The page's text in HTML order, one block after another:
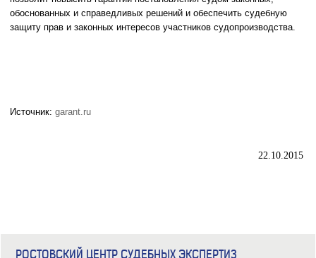
обоснованных и справедливых решений и обеспечить судебную
защиту прав и законных интересов участников судопроизводства.
Источник: garant.ru
22.10.2015
РОСТОВСКИЙ ЦЕНТР СУДЕБНЫХ ЭКСПЕРТИЗ